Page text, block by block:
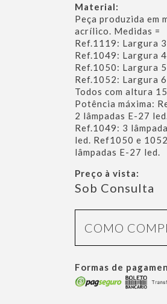
Material:
Peça produzida em
acrílico. Medidas =
Ref.1119: Largura
Ref.1049: Largura
Ref.1050: Largura
Ref.1052: Largura
Todos com altura
Potência máxima:
2 lâmpadas E-27
Ref.1049: 3
led. Ref1050 e
lâmpadas E-27 led.
Preço à vista:
Sob Consulta
COMO
Formas de